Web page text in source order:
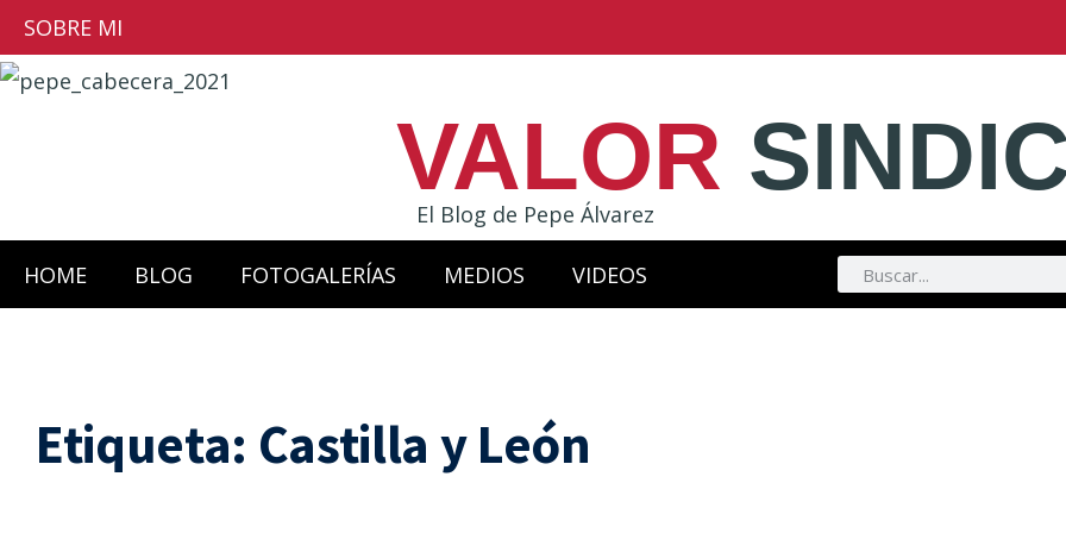
SOBRE MI
VALOR
El Blog de Pepe Álvarez
HOME BLOG FOTOGALERÍAS MEDIOS VIDEOS
Etiqueta: Castilla y León